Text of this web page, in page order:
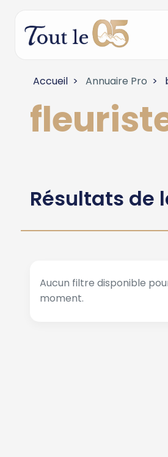
Accueil Annuaire Pro
Résultats de
Aucun filtre disponible
moment.